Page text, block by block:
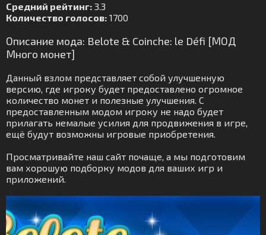
Средний рейтинг: 3.3
Количество голосов: 1700
Описание мода: Belote & Coinche: le Défi [МОД
Много монет]
Данный взлом представляет собой улучшенную
версию, где игроку будет предоставлено огромное
количество монет и полезные улучшения. С
предоставленным модом игроку не надо будет
прилагать немалые усилия для продвижения в игре,
ещё будут возможны игровые приобретения.
Просматривайте наш сайт почаще, а мы подготовим
вам хорошую подборку модов для ваших игр и
приложений.